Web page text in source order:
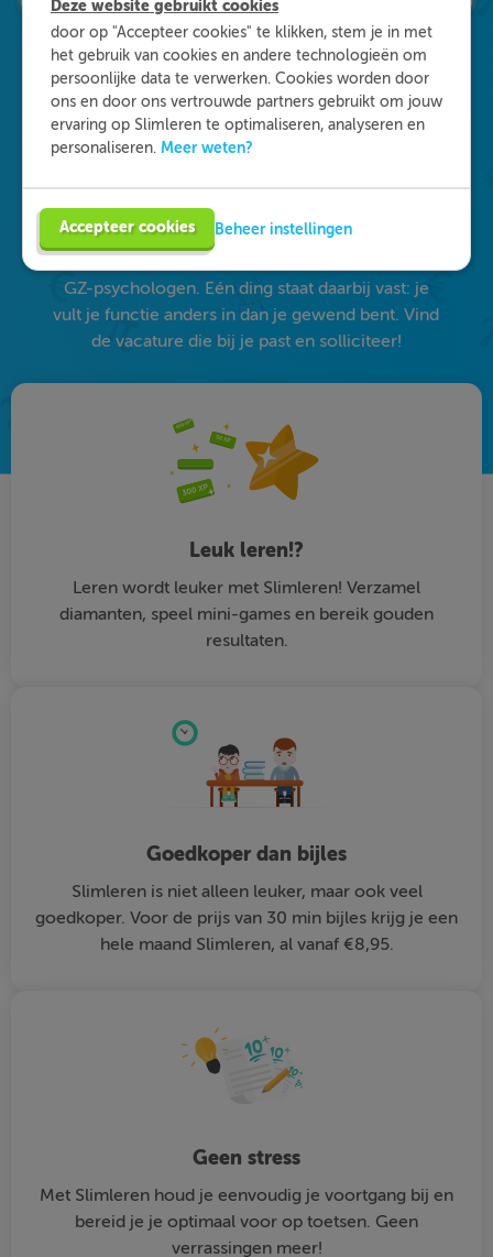
Waarom kiezen voor
Slimleren
Onderdeel worden van ons multidisciplinaire
team? Dat kan! We zijn op zoek naar starters in
de zorg, maar ook naar medisch specialisten en
GZ-psychologen. Eén ding staat daarbij vast: je
vult je functie anders in dan je gewend bent. Vind
de vacature die bij je past en solliciteer!
Leuk leren!?
Leren wordt leuker met Slimleren! Verzamel
diamanten, speel mini-games en bereik gouden
resultaten.
Goedkoper dan bijles
Slimleren is niet alleen leuker, maar ook veel
goedkoper. Voor de prijs van 30 min bijles krijg je een
hele maand Slimleren, al vanaf €8,95.
Geen stress
Met Slimleren houd je eenvoudig je voortgang bij en
bereid je je optimaal voor op toetsen. Geen
verrassingen meer!
Deze website gebruikt cookies
door op "Accepteer cookies" te klikken, stem je in met
het gebruik van cookies en andere technologieën om
persoonlijke data te verwerken. Cookies worden door
ons en door ons vertrouwde partners gebruikt om jouw
ervaring op Slimleren te optimaliseren, analyseren en
personaliseren. Meer weten?
Accepteer cookies Beheer instellingen